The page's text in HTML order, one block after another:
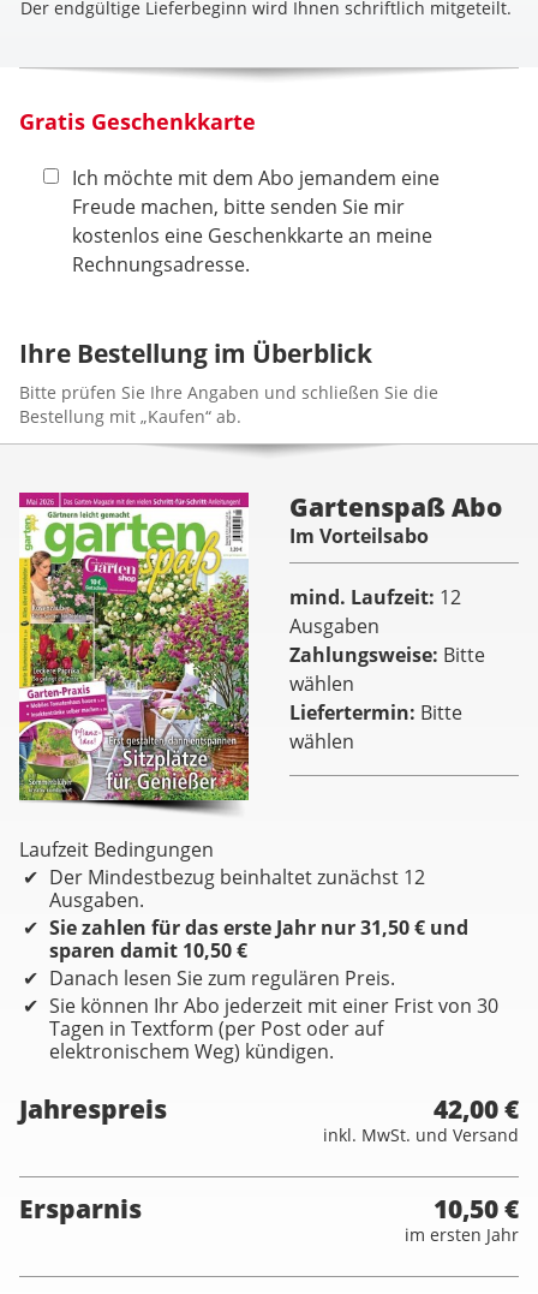
Der endgültige Lieferbeginn wird Ihnen schriftlich mitgeteilt.
Gratis Geschenkkarte
Ich möchte mit dem Abo jemandem eine
Freude machen, bitte senden Sie mir
kostenlos eine Geschenkkarte an meine
Rechnungsadresse.
Ihre Bestellung im Überblick
Bitte prüfen Sie Ihre Angaben und schließen Sie die
Bestellung mit „Kaufen“ ab.
Gartenspaß Abo
Im Vorteilsabo
mind. Laufzeit 12
Ausgaben
Zahlungsweise Bitte
wählen
Liefertermin Bitte
wählen
Laufzeit Bedingungen
Der Mindestbezug beinhaltet zunächst 12
Ausgaben.
Sie zahlen für das erste Jahr nur 31,50 € und
sparen damit 10,50 €
Danach lesen Sie zum regulären Preis.
Sie können Ihr Abo jederzeit mit einer Frist von 30
Tagen in Textform (per Post oder auf
elektronischem Weg) kündigen.
Jahrespreis 42,00 €
inkl. MwSt. und Versand
Ersparnis 10,50 €
im ersten Jahr